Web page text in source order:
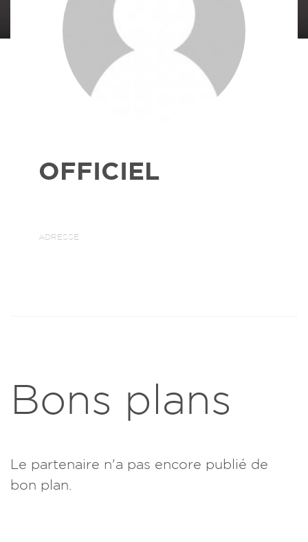
OFFICIEL
ADRESSE
Bons plans
Le partenaire n'a pas encore publié de
bon plan.